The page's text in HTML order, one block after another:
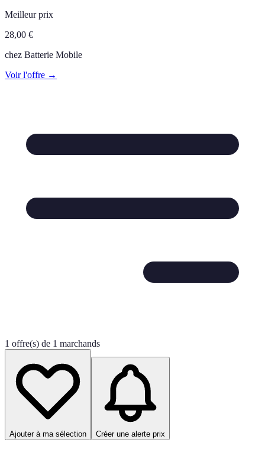
Meilleur prix
28,00 €
chez Batterie Mobile
Voir l'offre →
1 offre(s) de 1 marchands
Ajouter à ma sélection Créer une alerte prix